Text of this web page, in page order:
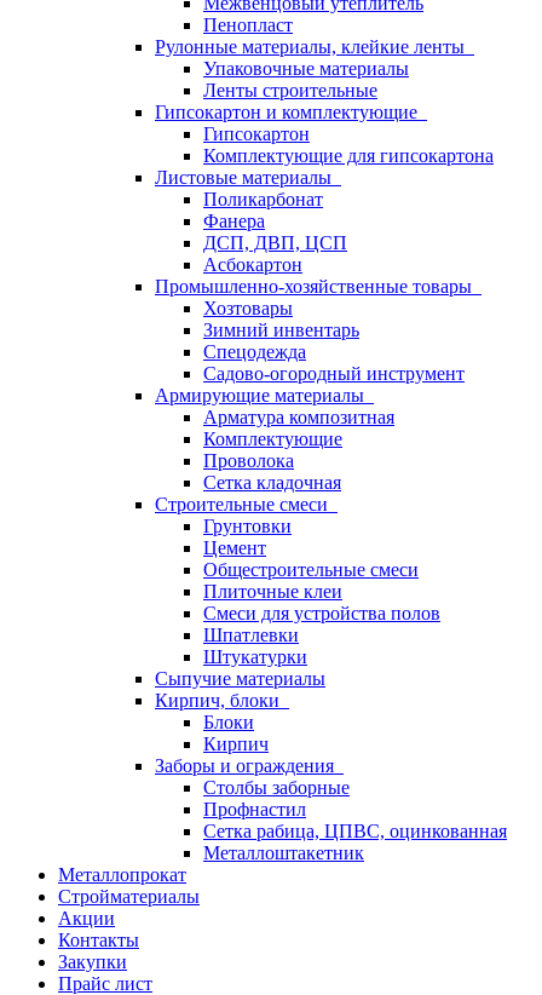
Пенопласт
Рулонные материалы, клейкие ленты
Упаковочные материалы
Ленты строительные
Гипсокартон и комплектующие
Гипсокартон
Комплектующие для гипсокартона
Листовые материалы
Поликарбонат
Фанера
ДСП, ДВП, ЦСП
Асбокартон
Промышленно-хозяйственные товары
Хозтовары
Зимний инвентарь
Спецодежда
Садово-огородный инструмент
Армирующие материалы
Арматура композитная
Комплектующие
Проволока
Сетка кладочная
Строительные смеси
Грунтовки
Цемент
Общестроительные смеси
Плиточные клеи
Смеси для устройства полов
Шпатлевки
Штукатурки
Сыпучие материалы
Кирпич, блоки
Блоки
Кирпич
Заборы и ограждения
Столбы заборные
Профнастил
Сетка рабица, ЦПВС, оцинкованная
Металлоштакетник
Металлопрокат
Стройматериалы
Акции
Контакты
Закупки
Прайс лист